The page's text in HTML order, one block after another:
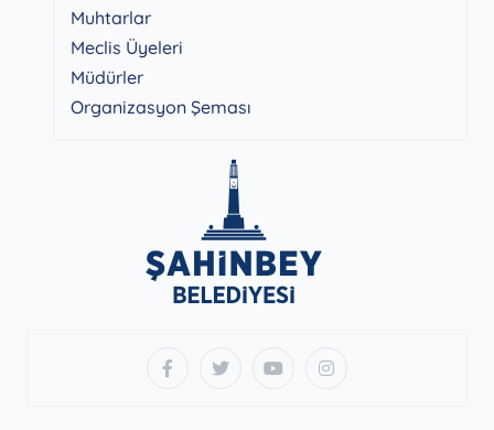
Muhtarlar
Meclis Üyeleri
Müdürler
Organizasyon Şeması